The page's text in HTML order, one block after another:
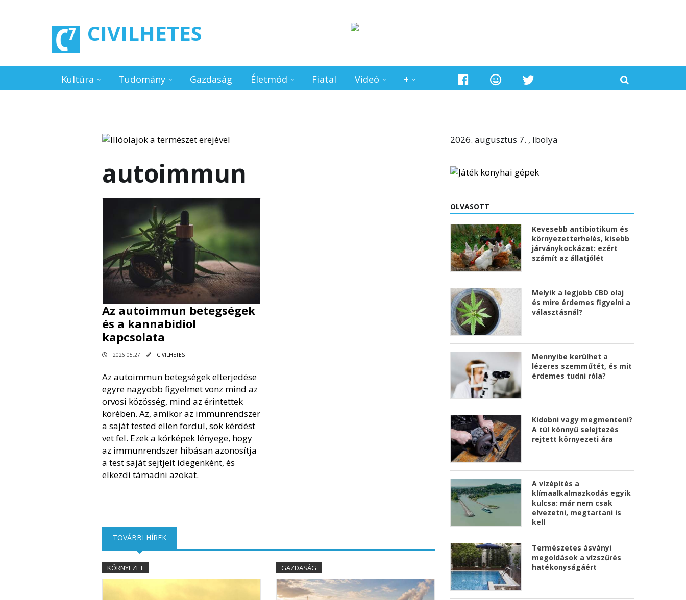
CIVILHETES
Kultúra Tudomány Gazdaság Életmód Fiatal Videó +
autoimmun
Az autoimmun betegségek
és a kannabidiol
kapcsolata
2026.05.27 CIVILHETES
Az autoimmun betegségek elterjedése
egyre nagyobb figyelmet vonz mind az
orvosi közösség, mind az érintettek
körében. Az, amikor az immunrendszer
a saját tested ellen fordul, sok kérdést
vet fel. Ezek a kórképek lényege, hogy
az immunrendszer hibásan azonosítja
a test saját sejtjeit idegenként, és
elkezdi támadni azokat.
TOVÁBBI HÍREK(AKTÍV FÜL)
KÖRNYEZET GAZDASÁG
2026. augusztus 7. , Ibolya
OLVASOTT
Kevesebb antibiotikum és
környezetterhelés, kisebb
járványkockázat: ezért
számít az állatjólét
Melyik a legjobb CBD olaj
és mire érdemes figyelni a
választásnál?
Mennyibe kerülhet a
lézeres szemműtét, és mit
érdemes tudni róla?
Kidobni vagy megmenteni?
A túl könnyű selejtezés
rejtett környezeti ára
A vízépítés a
klímaalkalmazkodás egyik
kulcsa: már nem csak
elvezetni, megtartani is
kell
Természetes ásványi
megoldások a vízszűrés
hatékonyságáért